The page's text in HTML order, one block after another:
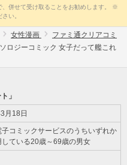
併せて受け取ることをお勧めします。 ※
い。
女性漫画
ファミ通クリアコミ
ロジーコミック 女子だって艦これ
」
月18日
コミックサービスのうちいずれか
ている20歳～69歳の男女